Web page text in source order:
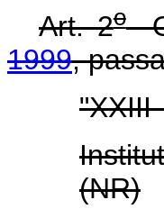
Art. 2o
1999,
"XXIII
(NR)